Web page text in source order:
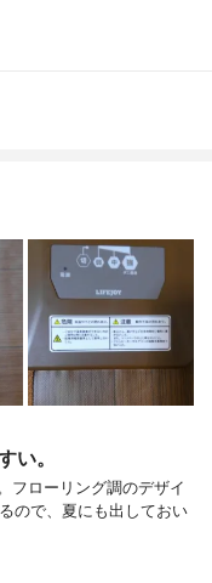
い。
フローリング調のデザイ
ので、夏にも出しておい